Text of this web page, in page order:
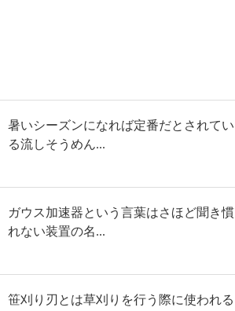
暑いシーズンになれば定番だとされてい
る流しそうめん...
ガウス加速器という言葉はさほど聞き慣
れない装置の名...
笹刈り刃とは草刈りを行う際に使われる